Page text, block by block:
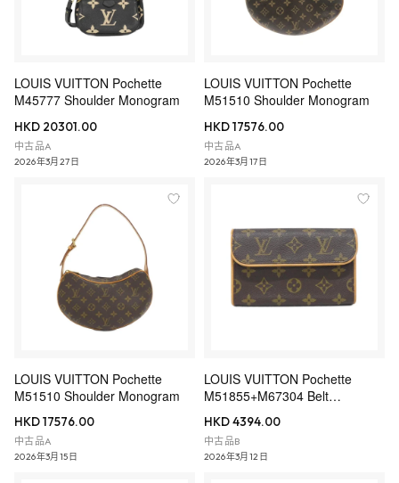
LOUIS VUITTON Pochette
M45777 Shoulder Monogram
HKD 20301.00
中古品A
2026年3月27日
LOUIS VUITTON Pochette
M51510 Shoulder Monogram
HKD 17576.00
中古品A
2026年3月17日
LOUIS VUITTON Pochette
M51510 Shoulder Monogram
HKD 17576.00
中古品A
2026年3月15日
LOUIS VUITTON Pochette
M51855+M67304 Belt
HKD 4394.00
中古品B
2026年3月12日